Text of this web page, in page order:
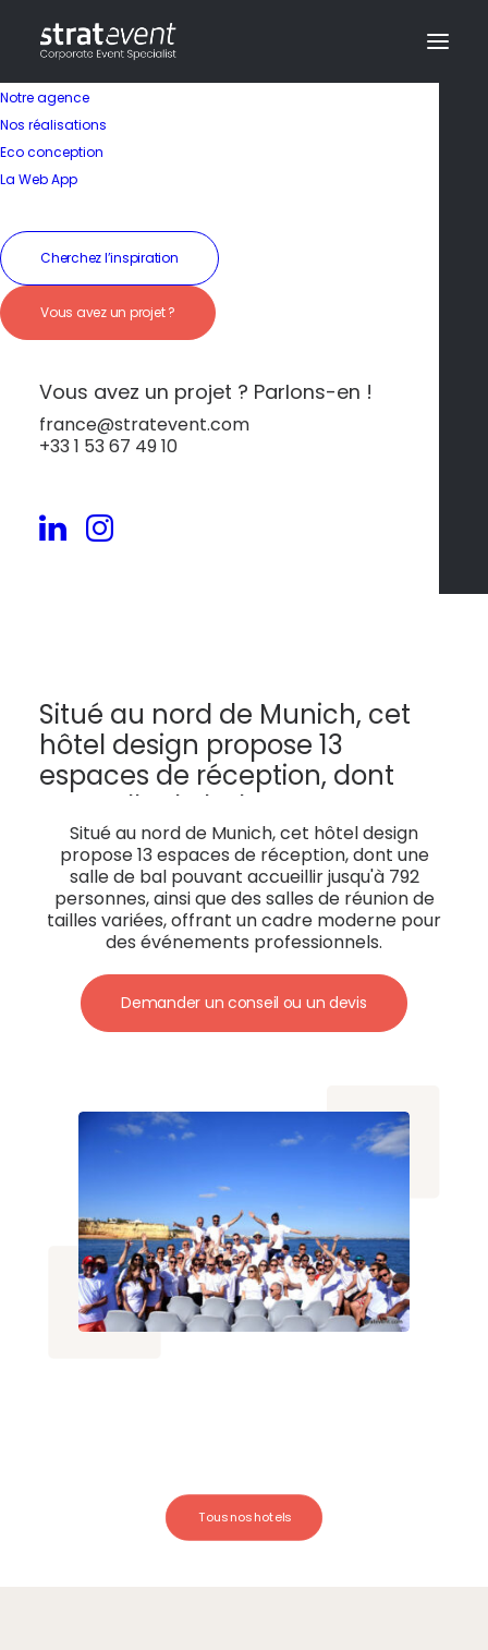
Notre agence
Nos réalisations
Eco conception
La Web App
Cherchez l’inspiration
Vous avez un projet ?
Vous avez un projet ? Parlons-en !
france@stratevent.com
+33 1 53 67 49 10
Design & Innovation
au cœur de Munich
Situé au nord de Munich, cet
hôtel design propose 13
espaces de réception, dont
une salle de bal pouvant
accueillir jusqu'à 792
personnes, ainsi que des salles
de réunion de tailles variées,
offrant un cadre moderne
pour des événements
professionnels.
Situé au nord de Munich, cet hôtel design
propose 13 espaces de réception, dont une
salle de bal pouvant accueillir jusqu'à 792
personnes, ainsi que des salles de réunion de
tailles variées, offrant un cadre moderne pour
des événements professionnels.
Demander un conseil ou un devis
Tous nos hotels